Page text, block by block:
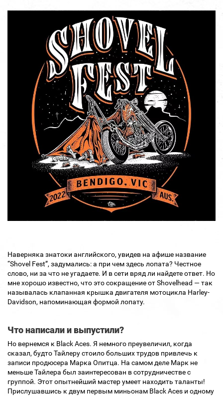
Наверняка знатоки английского, увидев на афише название
“Shovel Fest”, задумались: а при чем здесь лопата? Честное
слово, ни за что не угадаете. И в сети вряд ли найдете ответ. Но
мне хорошо известно, что это сокращение от Shovelhead — так
называлась клапанная крышка двигателя мотоцикла Harley-
Davidson, напоминающая формой лопату.
Что написали и выпустили?
Но вернемся к Black Aces. Я немного преувеличил, когда
сказал, будто Тайлеру стоило больших трудов привлечь к
записи продюсера Марка Опитца. На самом деле Марк не
меньше Тайлера был заинтересован в сотрудничестве с
группой. Этот опытнейший мастер умеет находить таланты!
Прислушавшись к двум первым миньонам Black Aces и одному